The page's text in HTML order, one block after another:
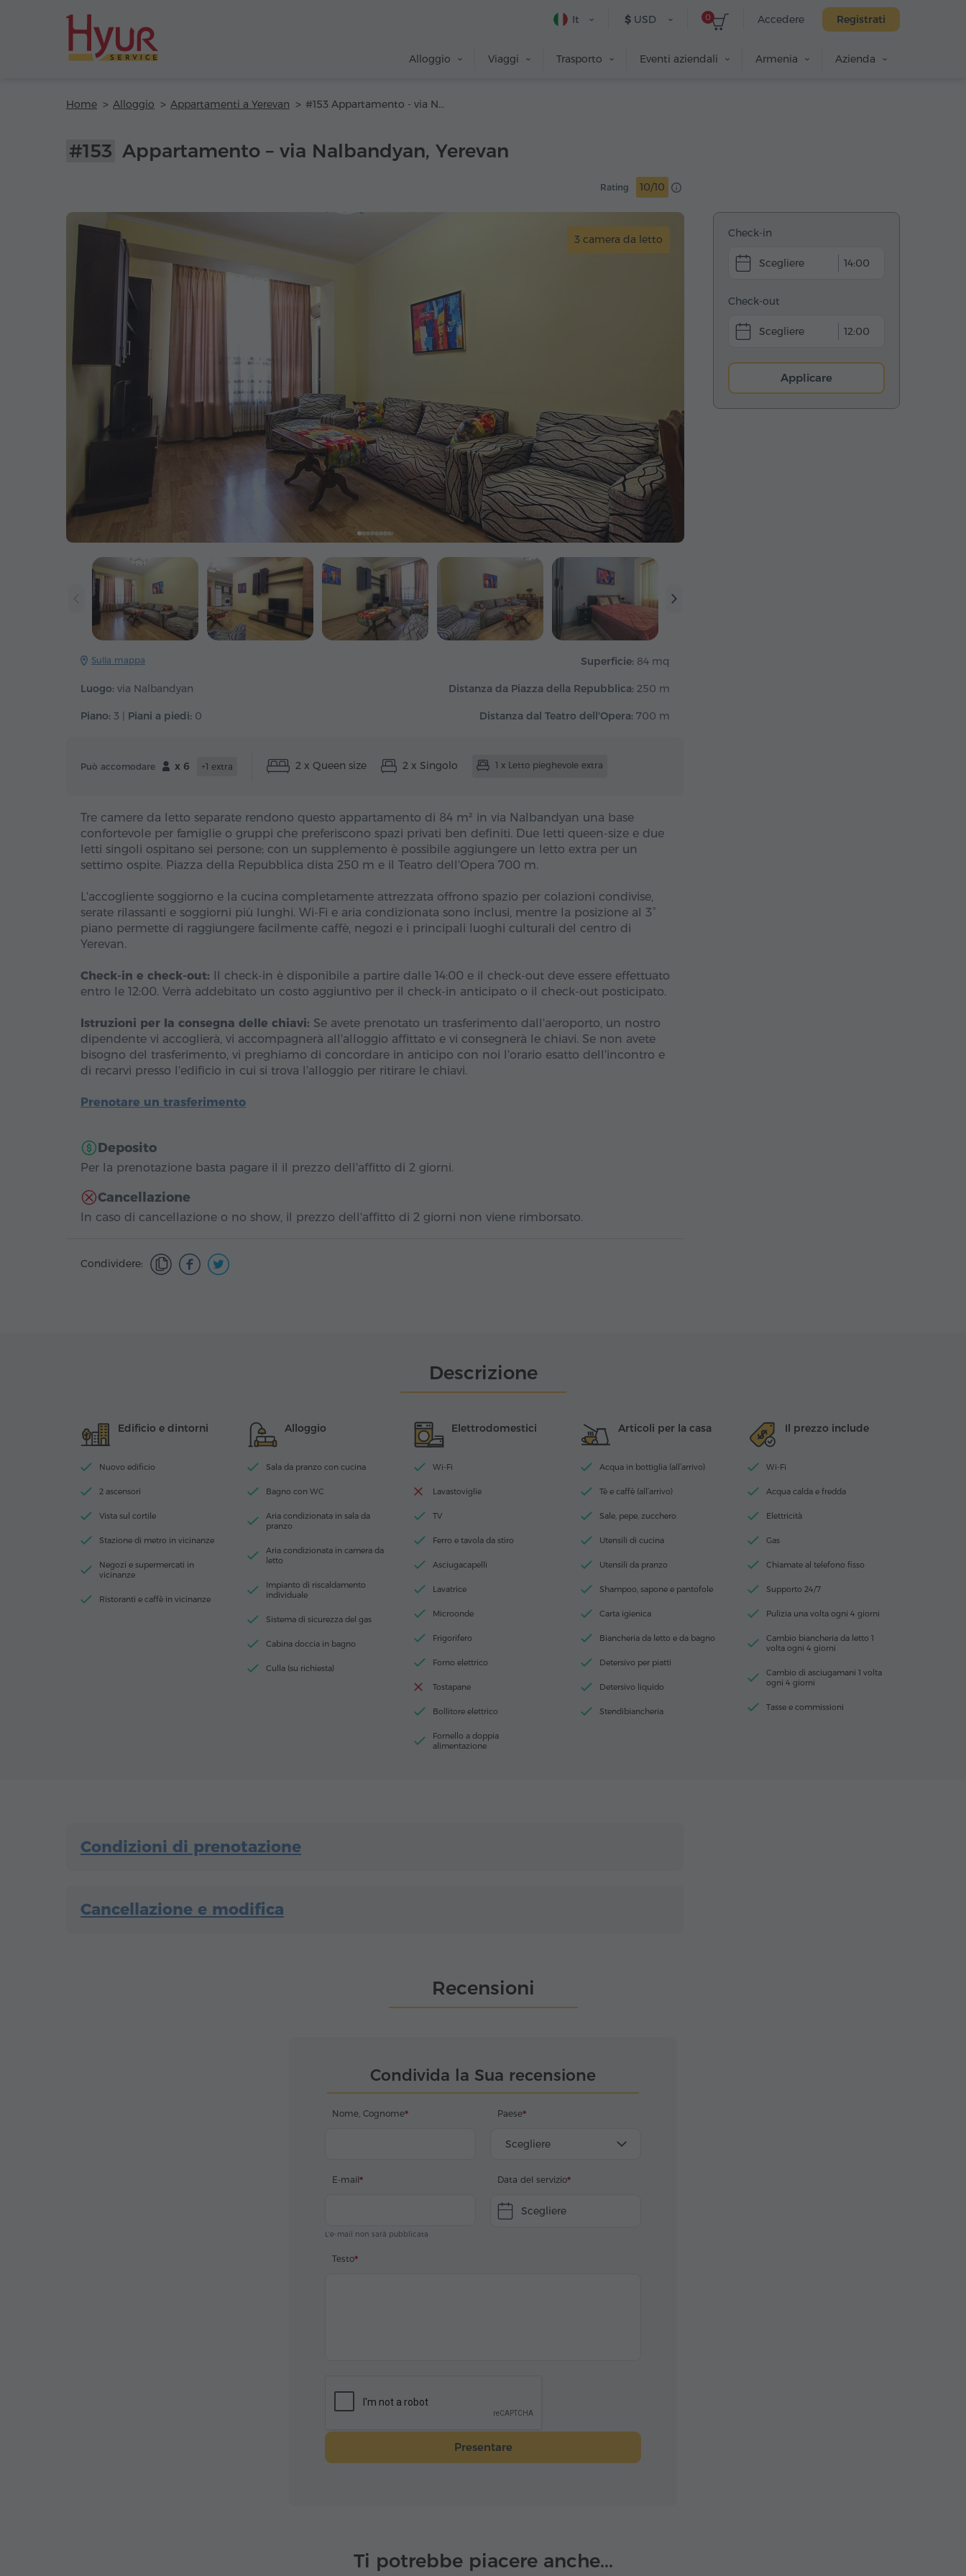
Accedere Registrati
0
$ USD
It
Alloggio Viaggi Trasporto Eventi aziendali Armenia Azienda
Home Alloggio Appartamenti a Yerevan #153 Appartamento - via Nalbandyan
#153 Appartamento – via Nalbandyan, Yerevan
Rating 10/10
3 camera da letto
Sulla mappa Superficie: 84 mq
Luogo: via Nalbandyan Distanza da Piazza della Repubblica: 250 m
Piano: 3 | Piani a piedi: 0 Distanza dal Teatro dell'Opera: 700 m
Può accomodare x 6 +1 extra 2 x Queen size 2 x Singolo 1 x Letto pieghevole extra
Tre camere da letto separate rendono questo appartamento di 84 m² in via Nalbandyan una base
confortevole per famiglie o gruppi che preferiscono spazi privati ben definiti. Due letti queen-size e due
letti singoli ospitano sei persone; con un supplemento è possibile aggiungere un letto extra per un
settimo ospite. Piazza della Repubblica dista 250 m e il Teatro dell'Opera 700 m.
L'accogliente soggiorno e la cucina completamente attrezzata offrono spazio per colazioni condivise,
serate rilassanti e soggiorni più lunghi. Wi-Fi e aria condizionata sono inclusi, mentre la posizione al 3°
piano permette di raggiungere facilmente caffè, negozi e i principali luoghi culturali del centro di
Yerevan.
Check-in e check-out: Il check-in è disponibile a partire dalle 14:00 e il check-out deve essere effettuato
entro le 12:00. Verrà addebitato un costo aggiuntivo per il check-in anticipato o il check-out posticipato.
Istruzioni per la consegna delle chiavi: Se avete prenotato un trasferimento dall'aeroporto, un nostro
dipendente vi accoglierà, vi accompagnerà all'alloggio affittato e vi consegnerà le chiavi. Se non avete
bisogno del trasferimento, vi preghiamo di concordare in anticipo con noi l'orario esatto dell'incontro e
di recarvi presso l'edificio in cui si trova l'alloggio per ritirare le chiavi.
Prenotare un trasferimento
Deposito
Per la prenotazione basta pagare il il prezzo dell'affitto di 2 giorni.
Cancellazione
In caso di cancellazione o no show, il prezzo dell'affitto di 2 giorni non viene rimborsato.
Condividere:
Check-in
14:00
Check-out
12:00
Applicare
Descrizione
Edificio e dintorni
Nuovo edificio
2 ascensori
Vista sul cortile
Stazione di metro in vicinanze
Negozi e supermercati in
vicinanze
Ristoranti e caffè in vicinanze
Alloggio
Sala da pranzo con cucina
Bagno con WC
Aria condizionata in sala da
pranzo
Aria condizionata in camera da
letto
Impianto di riscaldamento
individuale
Sistema di sicurezza del gas
Cabina doccia in bagno
Culla (su richiesta)
Elettrodomestici
Wi-Fi
Lavastoviglie
TV
Ferro e tavola da stiro
Asciugacapelli
Lavatrice
Microonde
Frigorifero
Forno elettrico
Tostapane
Bollitore elettrico
Fornello a doppia
alimentazione
Articoli per la casa
Acqua in bottiglia (all’arrivo)
Tè e caffè (all’arrivo)
Sale, pepe, zucchero
Utensili di cucina
Utensili da pranzo
Shampoo, sapone e pantofole
Carta igienica
Biancheria da letto e da bagno
Detersivo per piatti
Detersivo liquido
Stendibiancheria
Il prezzo include
Wi-Fi
Acqua calda e fredda
Elettricità
Gas
Chiamate al telefono fisso
Supporto 24/7
Pulizia una volta ogni 4 giorni
Cambio biancheria da letto 1
volta ogni 4 giorni
Cambio di asciugamani 1 volta
ogni 4 giorni
Tasse e commissioni
Condizioni di prenotazione
Cancellazione e modifica
Recensioni
Condivida la Sua recensione
Nome, Cognome Paese
Scegliere
E-mail
L'e-mail non sarà pubblicata
Data del servizio
Scegliere
Testo
Presentare
Ti potrebbe piacere anche...